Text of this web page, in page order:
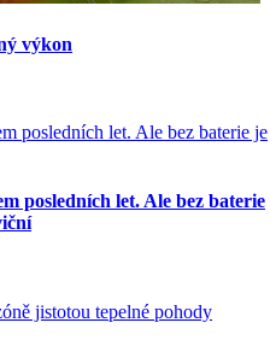
výkon
posledních let. Ale bez baterie